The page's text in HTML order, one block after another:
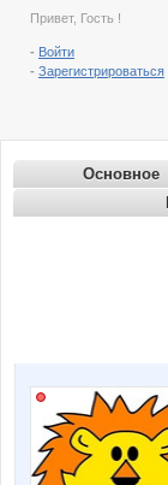
Привет, Гость !
- Войти
- Зарегистрироваться
Основное